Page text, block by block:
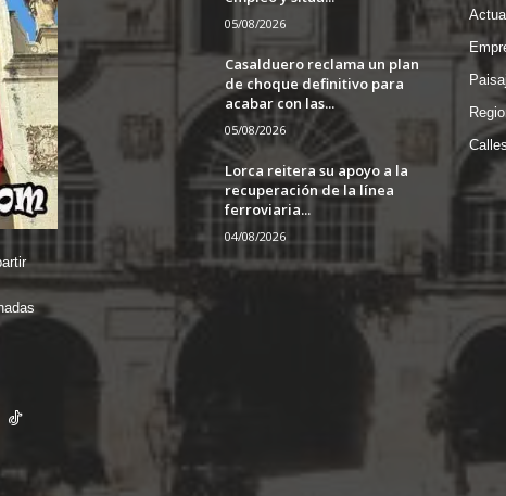
05/08/2026
Casalduero reclama un plan
de choque definitivo para
acabar con las...
05/08/2026
Lorca reitera su apoyo a la
recuperación de la línea
ferroviaria...
04/08/2026